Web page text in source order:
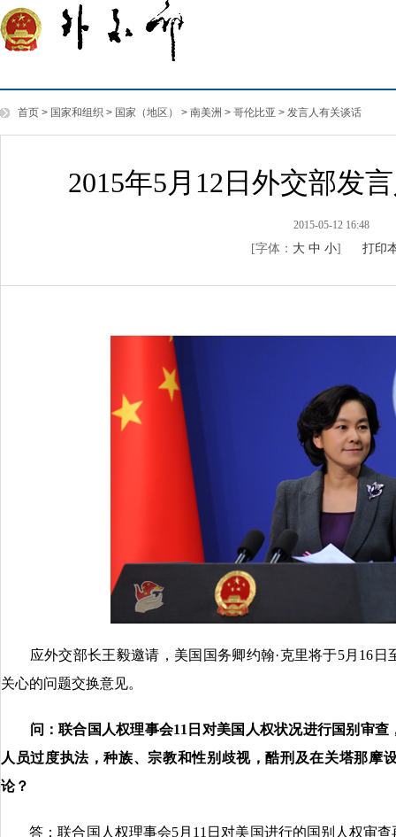
首页 > 国家和组织 > 国家（地区） > 南美洲 > 哥伦比亚 > 发言人有关谈话
2015年5月12日外交部发
2015-05-12 16:48
[字体： 大 中 小] 打印
应外交部长王毅邀请，美国国务卿约翰·克里将于5月16日
关心的问题交换意见。
问：联合国人权理事会11日对美国人权状况进行国别审
人员过度执法，种族、宗教和性别歧视，酷刑及在关塔那摩
论？
答：联合国人权理事会5月11日对美国进行的国别人权审查